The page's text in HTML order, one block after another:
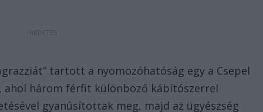
tartott a nyomozóhatóság egy a Csepel
három férfit különböző kábítószerrel
gyanúsítottak meg, majd az ügyészség